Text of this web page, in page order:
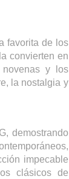
favorita de los
convierten en
novenas y los
la nostalgia y
G, demostrando
impecable
clásicos de